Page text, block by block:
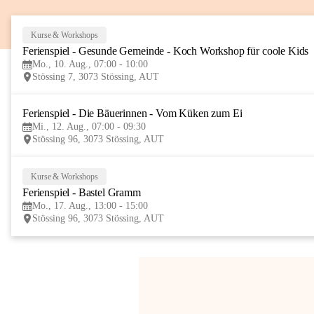
Kurse & Workshops
Ferienspiel - Gesunde Gemeinde - Koch Workshop für coole Kids
Mo., 10. Aug., 07:00 - 10:00
Stössing 7, 3073 Stössing, AUT
Ferienspiel - Die Bäuerinnen - Vom Küken zum Ei
Mi., 12. Aug., 07:00 - 09:30
Stössing 96, 3073 Stössing, AUT
Kurse & Workshops
Ferienspiel - Bastel Gramm
Mo., 17. Aug., 13:00 - 15:00
Stössing 96, 3073 Stössing, AUT